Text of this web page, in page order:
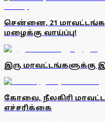
சென்னை, 21
மழைக்கு வாய்ப்பு!
இரு மாவட்டங்களுக்கு
கோவை, நீலகிரி
எச்சரிக்கை